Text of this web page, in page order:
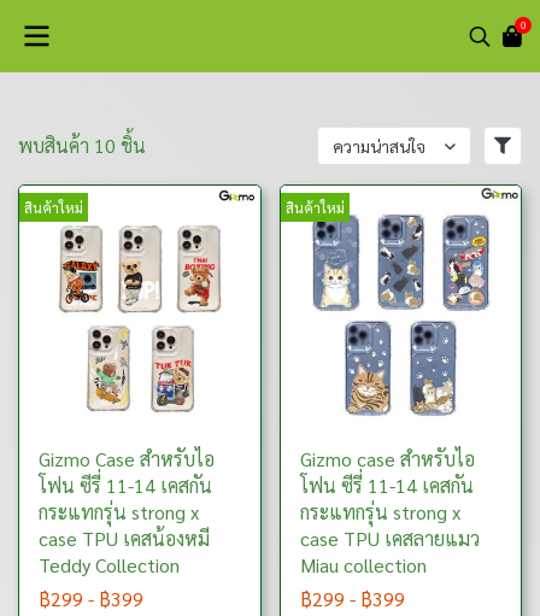
0
พบสินค้า 10 ชิ้น ความน่าสนใจ
สินค้าใหม่
Gizmo Case สำหรับไอ
โฟน ซีรี่ 11-14 เคสกัน
กระแทกรุ่น strong x
case TPU เคสน้องหมี
Teddy Collection
฿299 - ฿399
สินค้าใหม่
Gizmo case สำหรับไอ
โฟน ซีรี่ 11-14 เคสกัน
กระแทกรุ่น strong x
case TPU เคสลายแมว
Miau collection
฿299 - ฿399